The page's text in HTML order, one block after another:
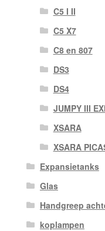
C5 I II
C5 X7
C8 en 807
DS3
DS4
JUMPY III
XSARA
XSARA
Expansietanks
Glas
Handgreep
koplampen